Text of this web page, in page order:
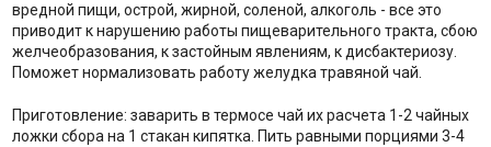
вредной пищи, острой, жирной, соленой, алкоголь - все это
приводит к нарушению работы пищеварительного тракта, сбою
желчеобразования, к застойным явлениям, к дисбактериозу.
Поможет нормализовать работу желудка травяной чай.
Приготовление: заварить в термосе чай их расчета 1-2 чайных
ложки сбора на 1 стакан кипятка. Пить равными порциями 3-4